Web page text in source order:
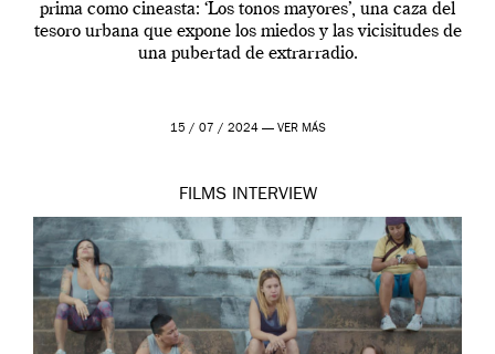
prima como cineasta: ‘Los tonos mayores’, una caza del
tesoro urbana que expone los miedos y las vicisitudes de
una pubertad de extrarradio.
15 / 07 / 2024 — VER MÁS
FILMS INTERVIEW